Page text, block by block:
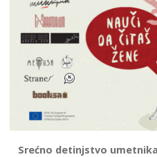
Srećno detinjstvo